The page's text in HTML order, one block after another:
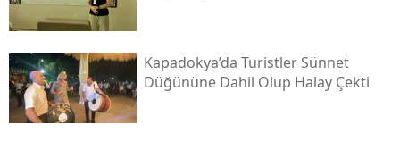
Kapadokya’da Turistler Sünnet
Düğününe Dahil Olup Halay Çekti